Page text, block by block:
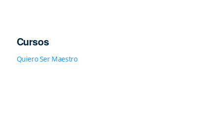
Cursos
Quiero Ser Maestro